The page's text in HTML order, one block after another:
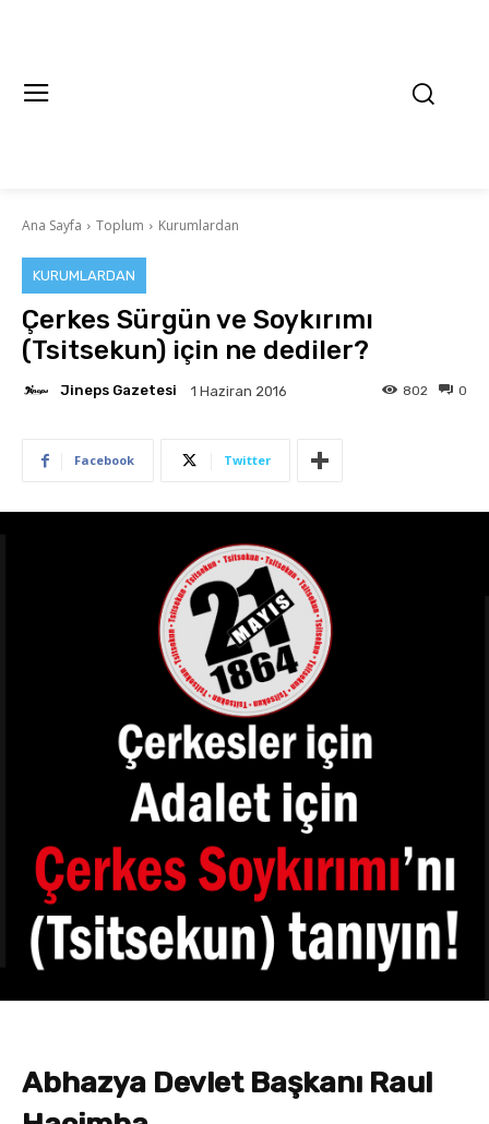
Ana Sayfa Toplum Kurumlardan
KURUMLARDAN
Çerkes Sürgün ve Soykırımı
(Tsitsekun) için ne dediler?
Jineps Gazetesi 1 Haziran 2016 0
802
Facebook Twitter
Abhazya Devlet Başkanı Raul